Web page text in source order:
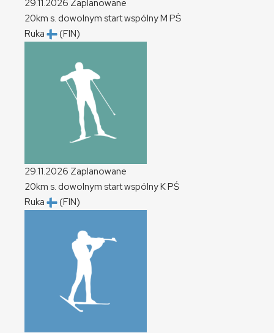
29.11.2026 Zaplanowane
20km s. dowolnym start wspólnyM PŚ
Ruka
(FIN)
29.11.2026 Zaplanowane
20km s. dowolnym start wspólnyKPŚ
Ruka
(FIN)